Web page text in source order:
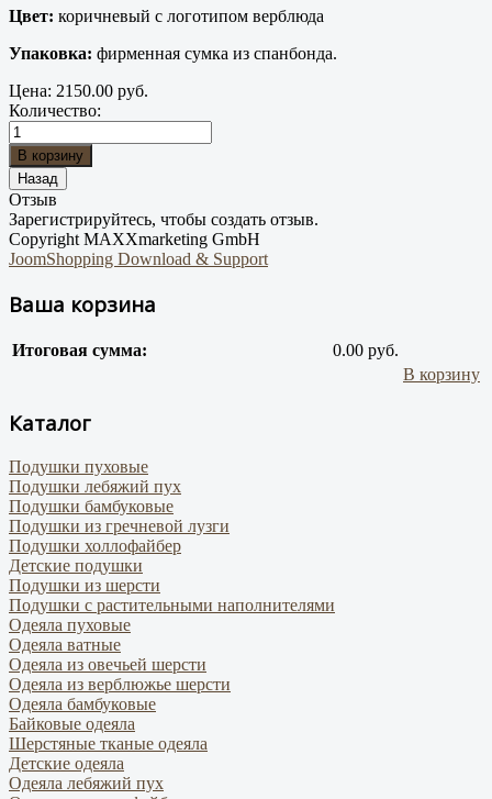
Цвет: коричневый с логотипом верблюда
Упаковка: фирменная сумка из спанбонда.
Цена: 2150.00 руб.
Количество:
Отзыв
Зарегистрируйтесь, чтобы создать отзыв.
Copyright MAXXmarketing GmbH
JoomShopping Download & Support
Ваша корзина
Итоговая сумма:
0.00 руб.
В корзину
Каталог
Подушки пуховые
Подушки лебяжий пух
Подушки бамбуковые
Подушки из гречневой лузги
Подушки холлофайбер
Детские подушки
Подушки из шерсти
Подушки с растительными наполнителями
Одеяла пуховые
Одеяла ватные
Одеяла из овечьей шерсти
Одеяла из верблюжье шерсти
Одеяла бамбуковые
Байковые одеяла
Шерстяные тканые одеяла
Детские одеяла
Одеяла лебяжий пух